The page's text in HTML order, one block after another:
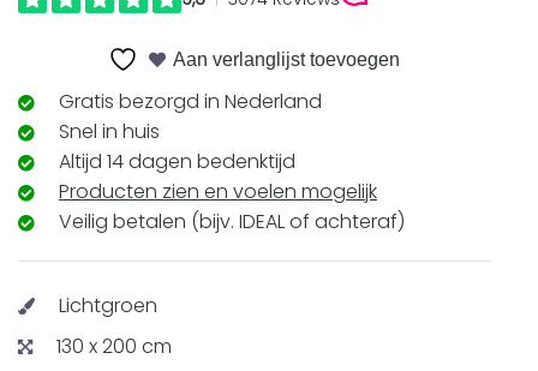
Aan verlanglijst toevoegen
Gratis bezorgd in Nederland
Snel in huis
Altijd 14 dagen bedenktijd
Producten zien en voelen mogelijk
Veilig betalen (bijv. IDEAL of achteraf)
Lichtgroen
130 x 200 cm